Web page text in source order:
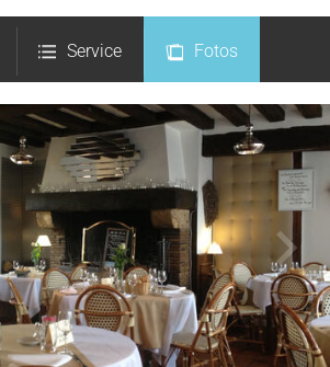
Service Fotos
Kommentare